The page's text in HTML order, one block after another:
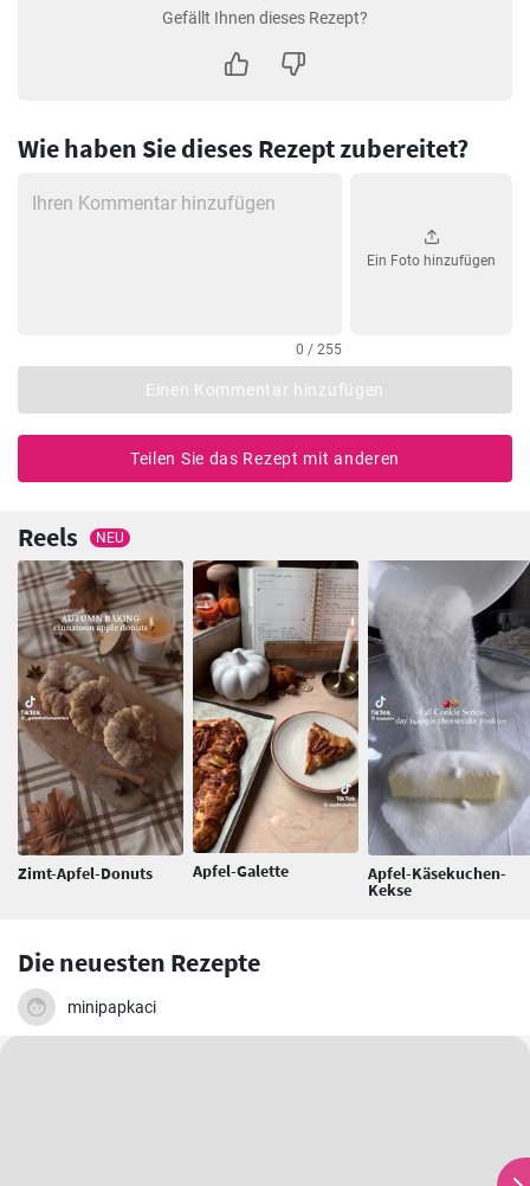
Gefällt Ihnen dieses Rezept?
Wie haben Sie dieses Rezept zubereitet?
0 / 255
Ein Foto hinzufügen
Einen Kommentar hinzufügen
Teilen Sie das Rezept mit anderen
Reels NEU
Zimt-Apfel-Donuts Apfel-Galette Apfel-Käsekuchen-
Kekse
Die neuesten Rezepte
minipapkaci